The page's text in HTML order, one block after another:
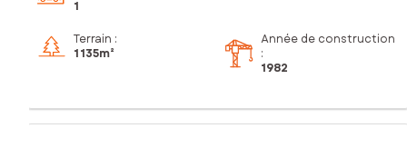
1
Terrain :
1 135m²
Année de construction
:
1982